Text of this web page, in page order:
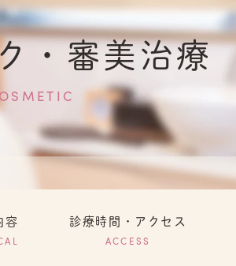
・審美治療
容 診療時間・アクセス
ACCESS